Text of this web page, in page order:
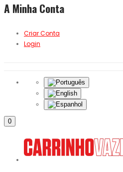
A Minha Conta
Criar Conta
Login
0